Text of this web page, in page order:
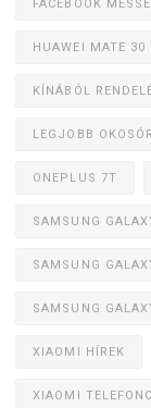
FACEBOOK
HUAWEI MATE 30
KÍNÁBÓL
LEGJOBB
ONEPLUS 7T
SAMSUNG
SAMSUNG
SAMSUNG
XIAOMI HÍREK
XIAOMI